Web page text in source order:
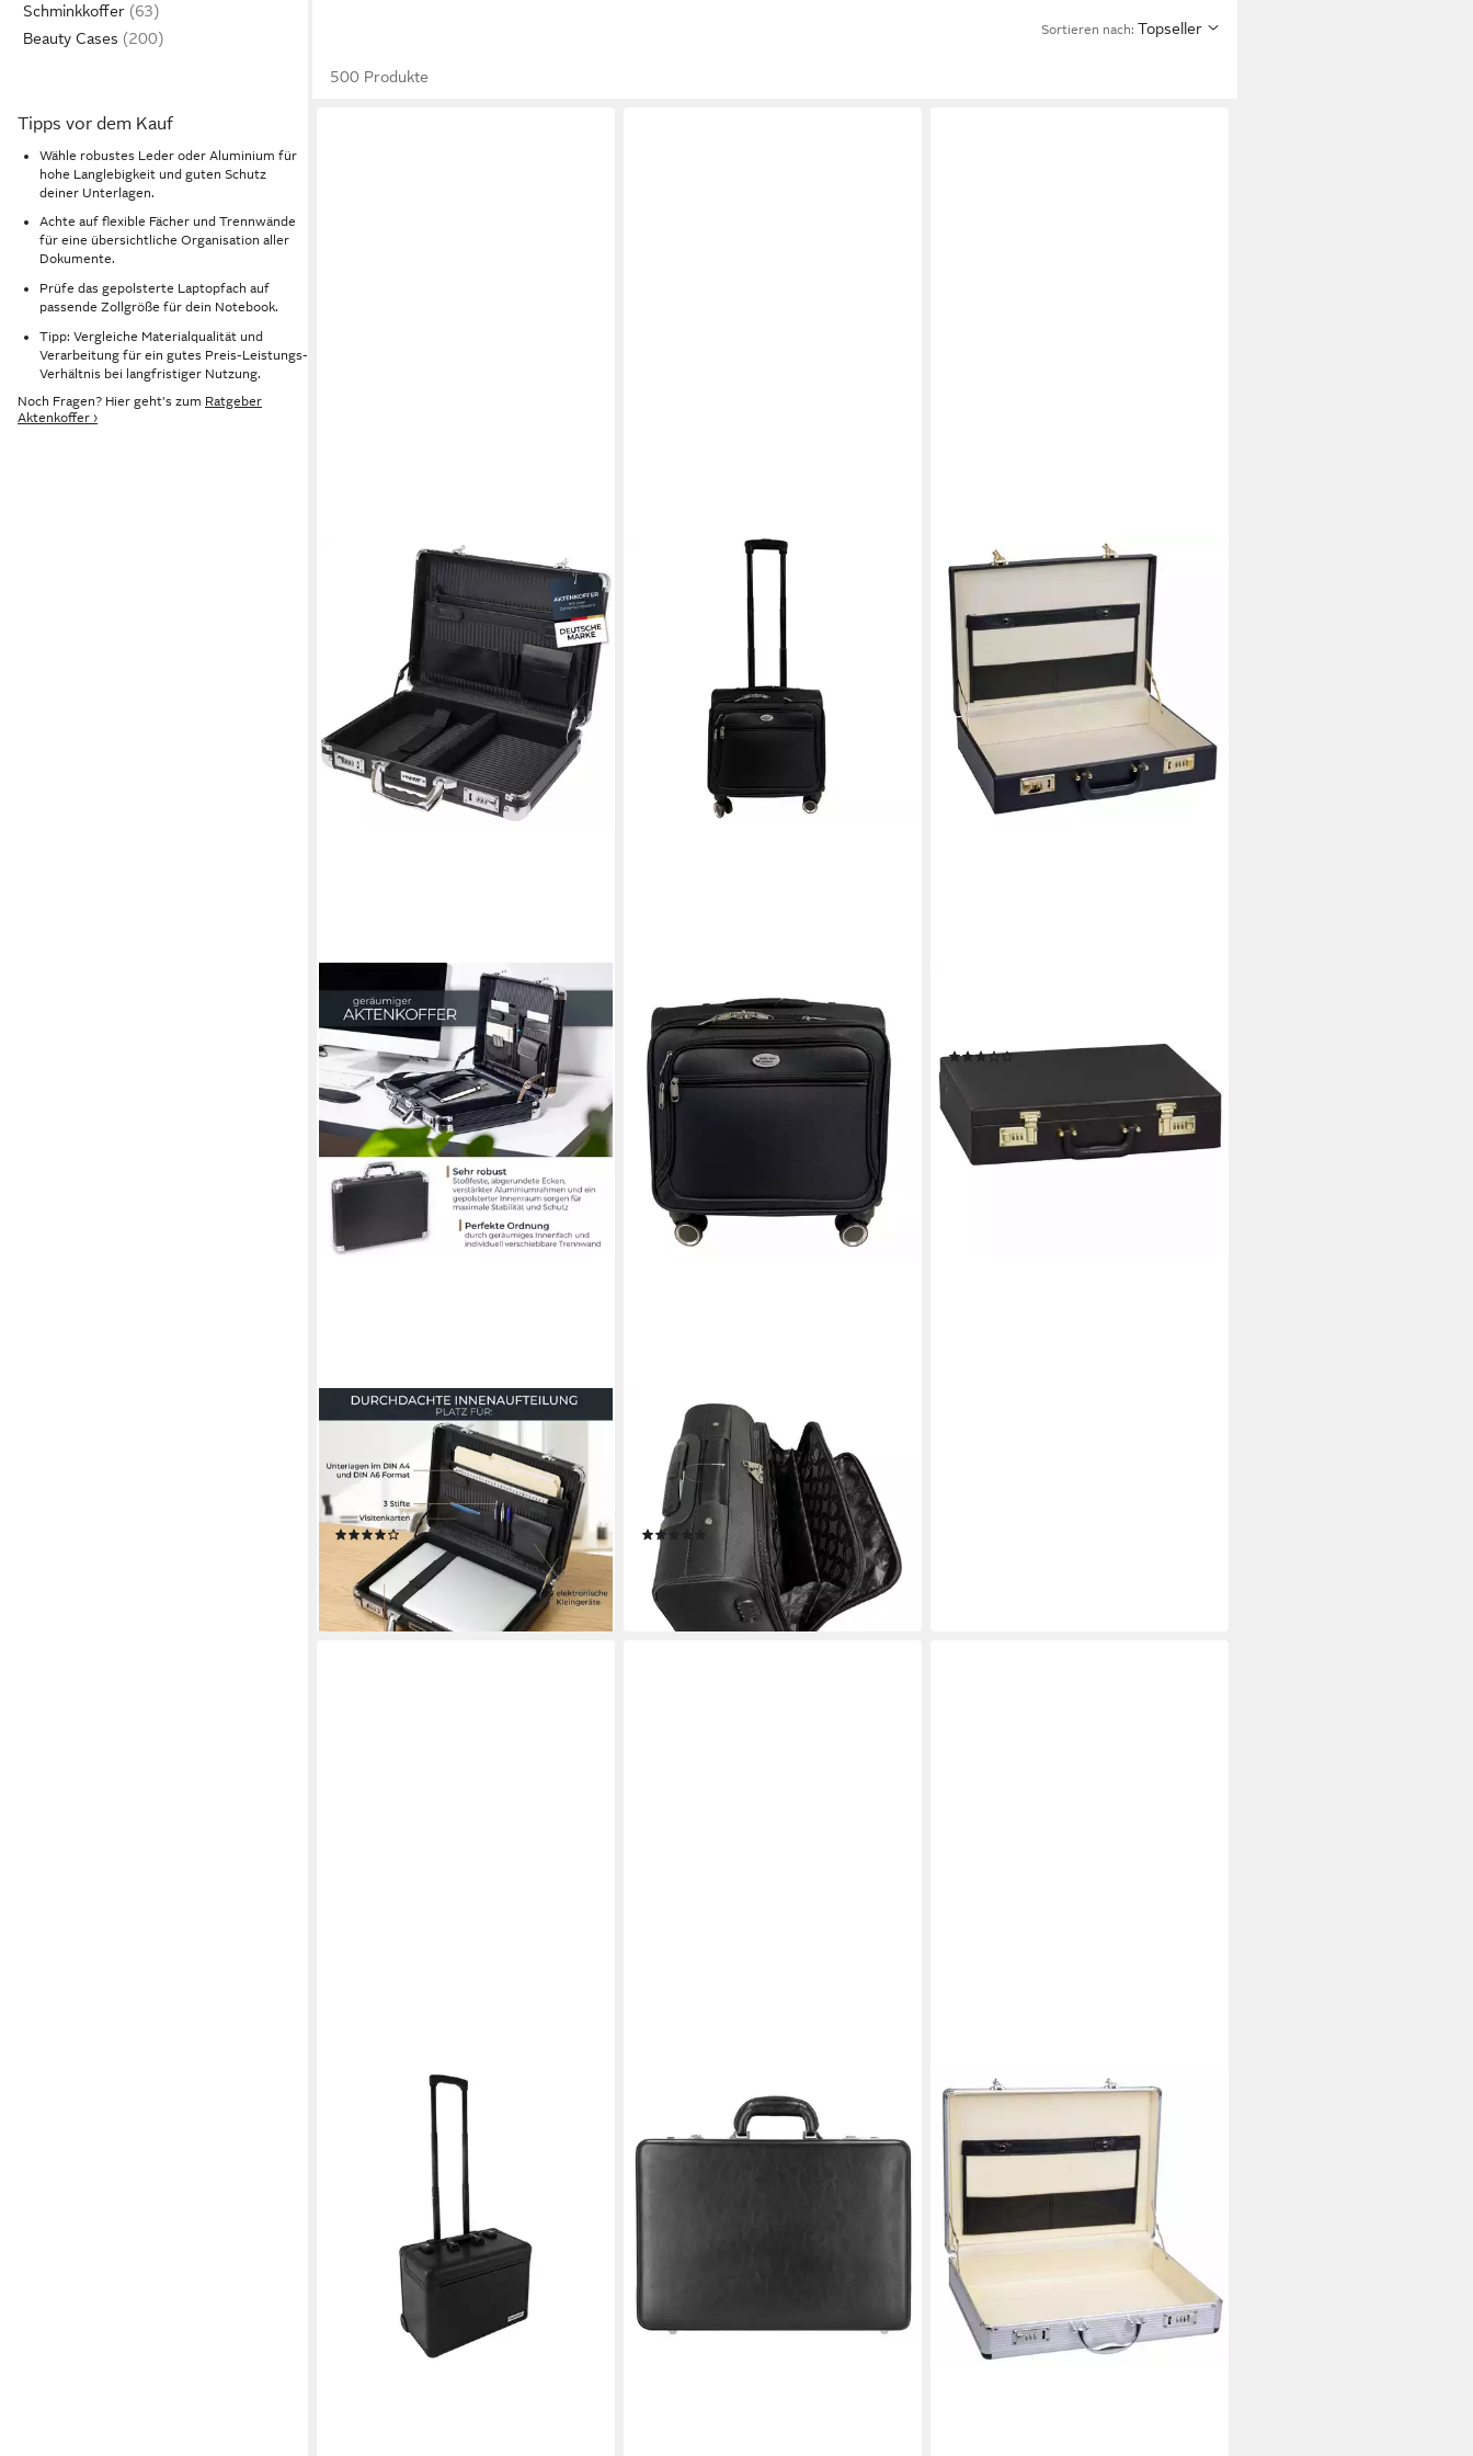
Schminkkoffer
Beauty Cases
Tipps vor dem Kauf
Wähle robustes Leder oder Aluminium für
hohe Langlebigkeit und guten Schutz
deiner Unterlagen.
Achte auf flexible Fächer und Trennwände
für eine übersichtliche Organisation aller
Dokumente.
Prüfe das gepolsterte Laptopfach auf
passende Zollgröße für dein Notebook.
Tipp: Vergleiche Materialqualität und
Verarbeitung für ein gutes Preis-Leistungs-
Verhältnis bei langfristiger Nutzung.
Noch Fragen? Hier geht's zum Ratgeber
Aktenkoffer ›
Sortieren nach: Topseller
500 Produkte
Aktenkoffer Eleganter Alu Business
Koffer, 0 Rollen, Attachékoffer mit
Zahlenschloss, 45 x 33 x 11 cm,
schwarz
(9)
39,99 € UVP 59,99 €
-33%
lieferbar - in 3-4 Werktagen bei dir
GUSTAV VOSS
Pilotenkoffer Handgepäckkoffer mit
Rollen Rollkoffer Trolley Aktenkoffer,
4 Rollen, mit Zahlenschloss und
Teleskopgriff
(2)
49,95 €
lieferbar - in 3-4 Werktagen bei dir
(4)
27,90 €
lieferbar - in 3-4 Werktagen bei dir